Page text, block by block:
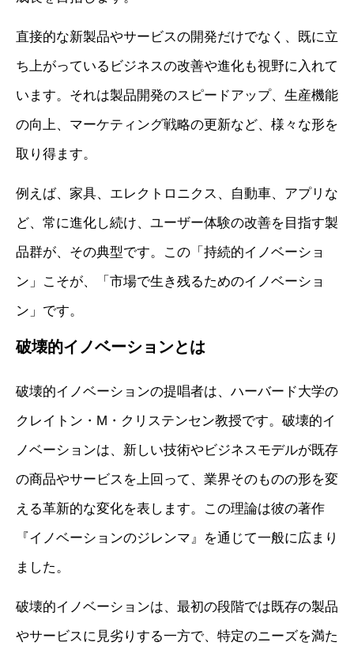
直接的な新製品やサービスの開発だけでなく、既に立
ち上がっているビジネスの改善や進化も視野に入れて
います。それは製品開発のスピードアップ、生産機能
の向上、マーケティング戦略の更新など、様々な形を
取り得ます。
例えば、家具、エレクトロニクス、自動車、アプリな
ど、常に進化し続け、ユーザー体験の改善を目指す製
品群が、その典型です。この「持続的イノベーショ
ン」こそが、「市場で生き残るためのイノベーショ
ン」です。
破壊的イノベーションとは
破壊的イノベーションの提唱者は、ハーバード大学の
クレイトン・M・クリステンセン教授です。破壊的イ
ノベーションは、新しい技術やビジネスモデルが既存
の商品やサービスを上回って、業界そのものの形を変
える革新的な変化を表します。この理論は彼の著作
『イノベーションのジレンマ』を通じて一般に広まり
ました。
破壊的イノベーションは、最初の段階では既存の製品
やサービスに見劣りする一方で、特定のニーズを満た